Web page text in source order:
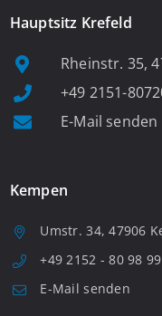
Hauptsitz Krefeld
Rheinstr. 35,
+49 2151-
E-Mail senden
Kempen
Umstr. 34, 47906
+49 2152 - 80 98
E-Mail senden